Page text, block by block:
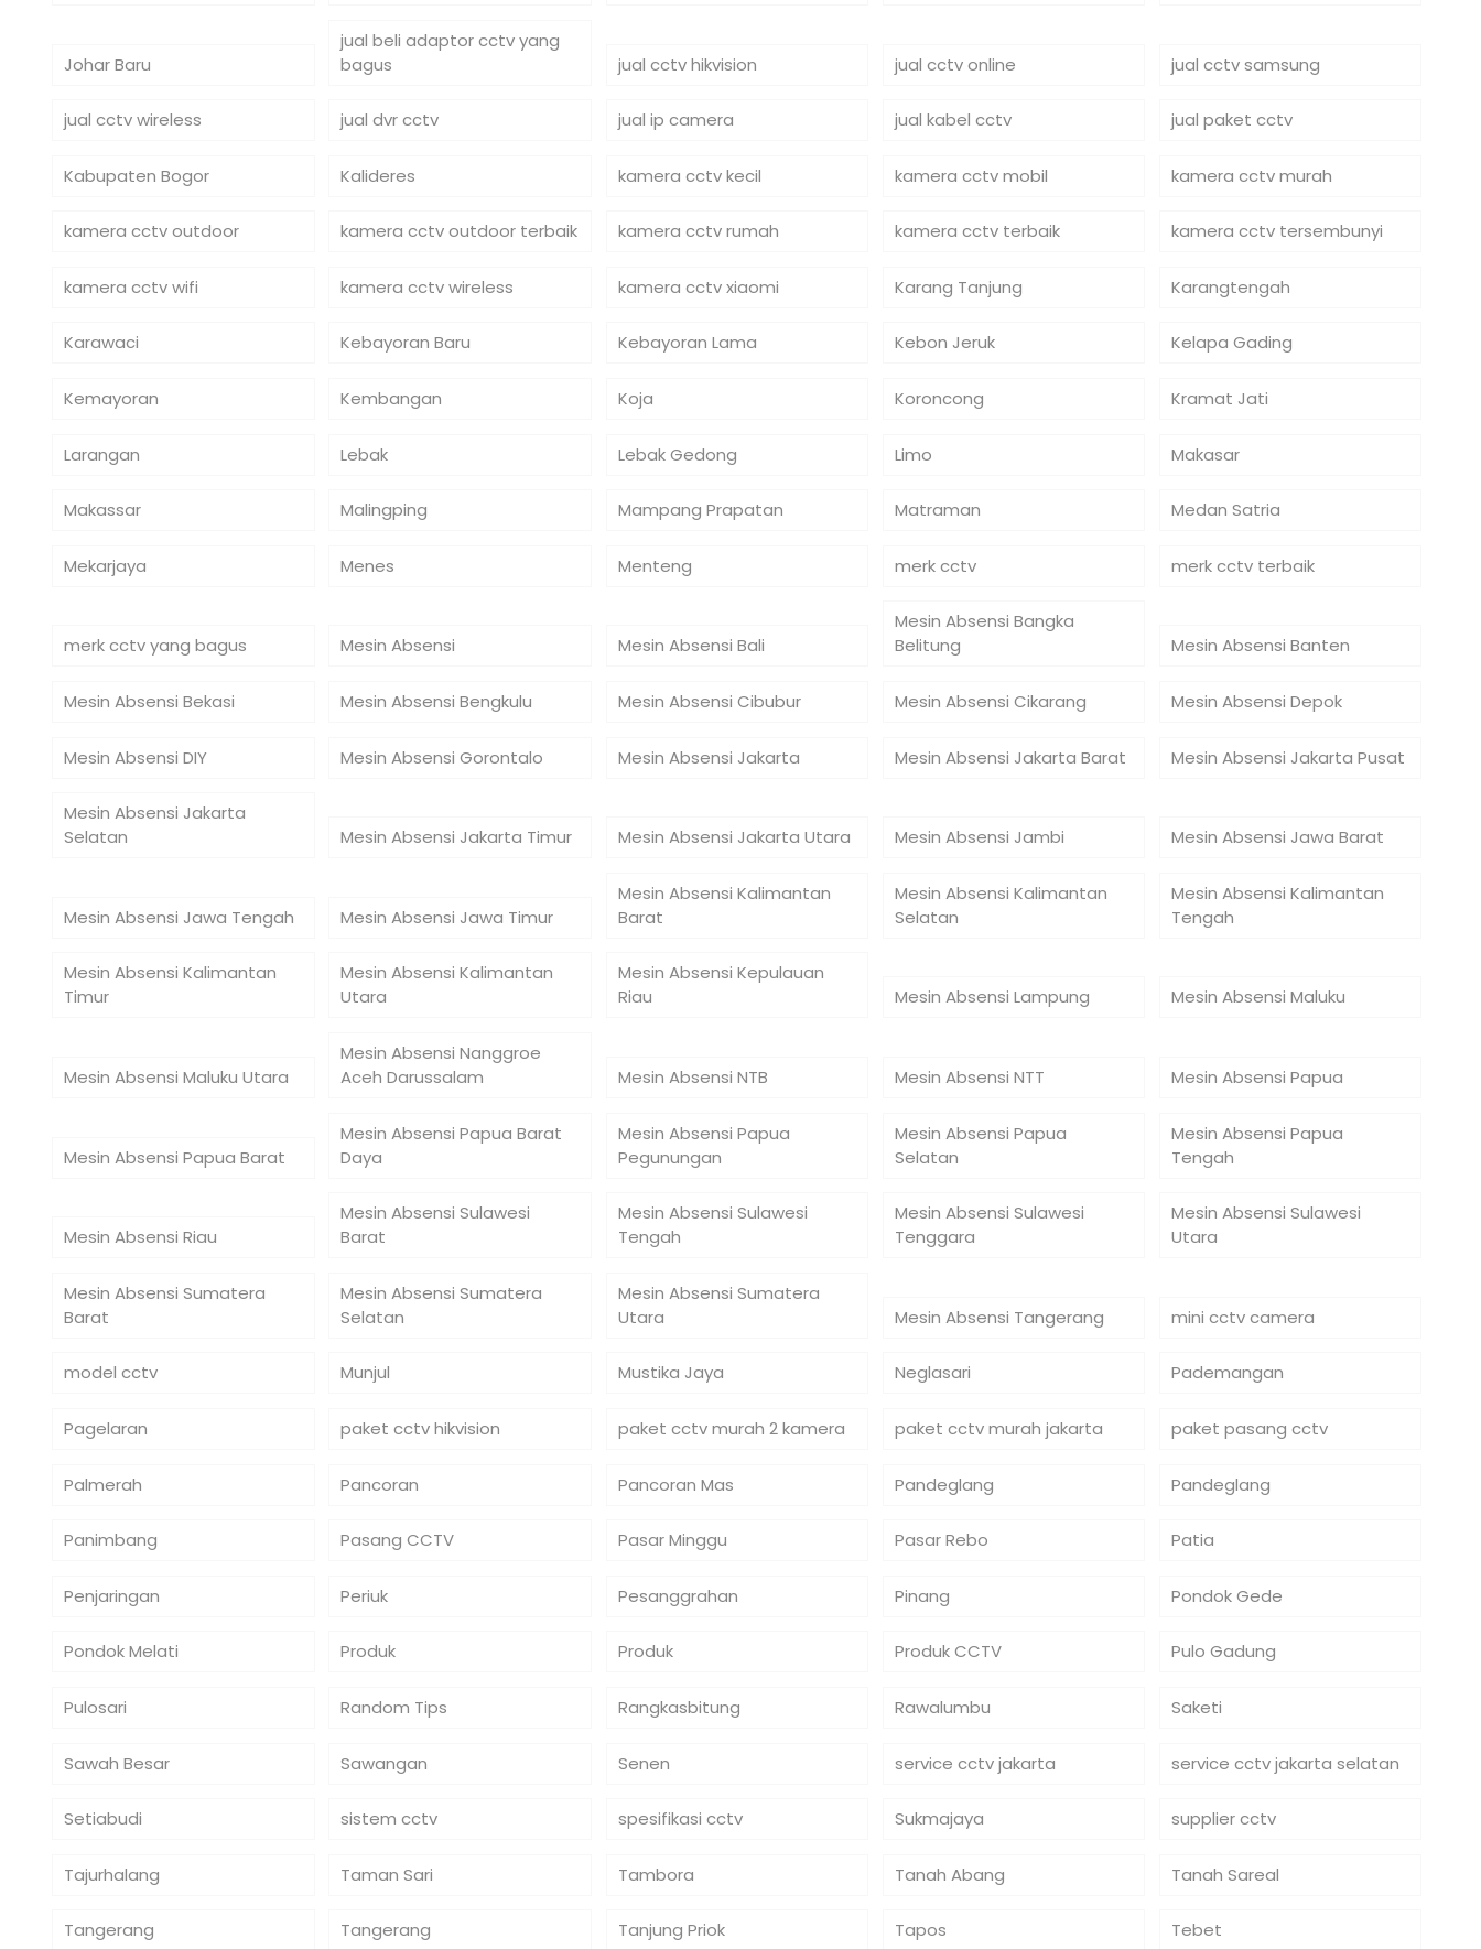
Johar Baru
jual beli adaptor cctv yang
bagus
jual cctv hikvision jual cctv online jual cctv samsung
jual cctv wireless jual dvr cctv jual ip camera jual kabel cctv jual paket cctv
Kabupaten Bogor Kalideres kamera cctv kecil kamera cctv mobil kamera cctv murah
kamera cctv outdoor kamera cctv outdoor terbaik kamera cctv rumah kamera cctv terbaik kamera cctv tersembunyi
kamera cctv wifi kamera cctv wireless kamera cctv xiaomi Karang Tanjung Karangtengah
Karawaci Kebayoran Baru Kebayoran Lama Kebon Jeruk Kelapa Gading
Kemayoran Kembangan Koja Koroncong Kramat Jati
Larangan Lebak Lebak Gedong Limo Makasar
Makassar Malingping Mampang Prapatan Matraman Medan Satria
Mekarjaya Menes Menteng merk cctv merk cctv terbaik
merk cctv yang bagus Mesin Absensi Mesin Absensi Bali
Mesin Absensi Bangka
Belitung
Mesin Absensi Banten
Mesin Absensi Bekasi Mesin Absensi Bengkulu Mesin Absensi Cibubur Mesin Absensi Cikarang Mesin Absensi Depok
Mesin Absensi DIY Mesin Absensi Gorontalo Mesin Absensi Jakarta Mesin Absensi Jakarta Barat Mesin Absensi Jakarta Pusat
Mesin Absensi Jakarta
Selatan
Mesin Absensi Jakarta Timur Mesin Absensi Jakarta Utara Mesin Absensi Jambi Mesin Absensi Jawa Barat
Mesin Absensi Jawa Tengah Mesin Absensi Jawa Timur
Mesin Absensi Kalimantan
Barat
Mesin Absensi Kalimantan
Selatan
Mesin Absensi Kalimantan
Tengah
Mesin Absensi Kalimantan
Timur
Mesin Absensi Kalimantan
Utara
Mesin Absensi Kepulauan
Riau
Mesin Absensi Lampung Mesin Absensi Maluku
Mesin Absensi Maluku Utara
Mesin Absensi Nanggroe
Aceh Darussalam
Mesin Absensi NTB Mesin Absensi NTT Mesin Absensi Papua
Mesin Absensi Papua Barat
Mesin Absensi Papua Barat
Daya
Mesin Absensi Papua
Pegunungan
Mesin Absensi Papua
Selatan
Mesin Absensi Papua
Tengah
Mesin Absensi Riau
Mesin Absensi Sulawesi
Barat
Mesin Absensi Sulawesi
Tengah
Mesin Absensi Sulawesi
Tenggara
Mesin Absensi Sulawesi
Utara
Mesin Absensi Sumatera
Barat
Mesin Absensi Sumatera
Selatan
Mesin Absensi Sumatera
Utara
Mesin Absensi Tangerang mini cctv camera
model cctv Munjul Mustika Jaya Neglasari Pademangan
Pagelaran paket cctv hikvision paket cctv murah 2 kamera paket cctv murah jakarta paket pasang cctv
Palmerah Pancoran Pancoran Mas Pandeglang Pandeglang
Panimbang Pasang CCTV Pasar Minggu Pasar Rebo Patia
Penjaringan Periuk Pesanggrahan Pinang Pondok Gede
Pondok Melati Produk Produk Produk CCTV Pulo Gadung
Pulosari Random Tips Rangkasbitung Rawalumbu Saketi
Sawah Besar Sawangan Senen service cctv jakarta service cctv jakarta selatan
Setiabudi sistem cctv spesifikasi cctv Sukmajaya supplier cctv
Tajurhalang Taman Sari Tambora Tanah Abang Tanah Sareal
Tangerang Tangerang Tanjung Priok Tapos Tebet